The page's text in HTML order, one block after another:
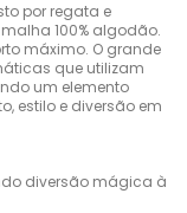
por regata e
100% algodão.
máximo. O grande
que utilizam
um elemento
estilo e diversão em
diversão mágica à